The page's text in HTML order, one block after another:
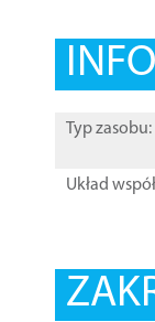
Typ zasobu:
Układ